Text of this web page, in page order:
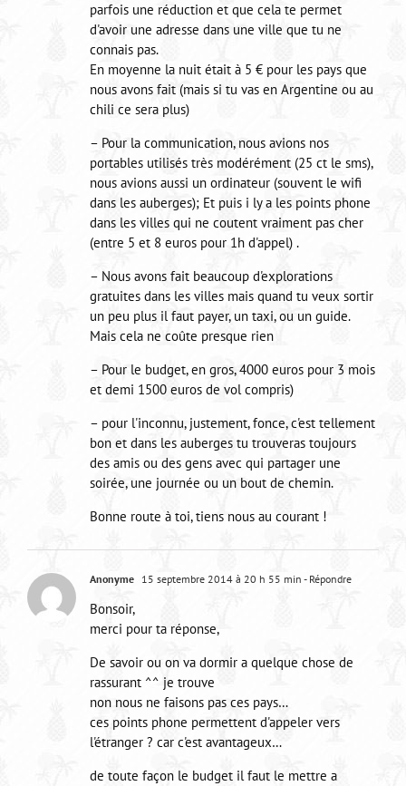
parfois une réduction et que cela te permet
d'avoir une adresse dans une ville que tu ne
connais pas.
En moyenne la nuit était à 5 € pour les pays que
nous avons fait (mais si tu vas en Argentine ou au
chili ce sera plus)
– Pour la communication, nous avions nos
portables utilisés très modérément (25 ct le sms),
nous avions aussi un ordinateur (souvent le wifi
dans les auberges); Et puis i ly a les points phone
dans les villes qui ne coutent vraiment pas cher
(entre 5 et 8 euros pour 1h d'appel) .
– Nous avons fait beaucoup d'explorations
gratuites dans les villes mais quand tu veux sortir
un peu plus il faut payer, un taxi, ou un guide.
Mais cela ne coûte presque rien
– Pour le budget, en gros, 4000 euros pour 3 mois
et demi 1500 euros de vol compris)
– pour l'inconnu, justement, fonce, c'est tellement
bon et dans les auberges tu trouveras toujours
des amis ou des gens avec qui partager une
soirée, une journée ou un bout de chemin.
Bonne route à toi, tiens nous au courant !
Anonyme 15 septembre 2014 à 20 h 55 min - Répondre
Bonsoir,
merci pour ta réponse,
De savoir ou on va dormir a quelque chose de
rassurant ^^ je trouve
non nous ne faisons pas ces pays…
ces points phone permettent d'appeler vers
l'étranger ? car c'est avantageux…
de toute façon le budget il faut le mettre a